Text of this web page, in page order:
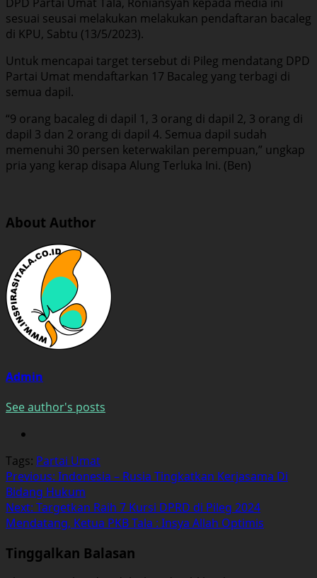
sesuai seusai melakukan melakukan pendaftaran bacaleg
di KPU, Sabtu (13/5/2023).
Untuk mencapai target tersebut di Pileg mendatang DPD
Partai Umat mendaftarkan 17 Bacaleg yang terbagi di
semua dapil.
“9 orang bacaleg di dapil 1, 3 orang di dapil 2, 3 orang di
dapil 3 dan 2 orang di dapil 4. Semua dapil sudah
memenuhi 30 persen keterwakilan perempuan,” ungkap
pria yang kerap disapa Alung Terluka Ini. (Ben)
About Author
Admin
See author's posts
Tags: Partai Umat
Post
navigation
Previous: Indonesia – Rusia Tingkatkan Kerjasama Di
Bidang Hukum
Next: Targetkan Raih 7 Kursi DPRD di Pileg 2024
Mendatang, Ketua PKB Tala : Insya Allah Optimis
Tinggalkan Balasan